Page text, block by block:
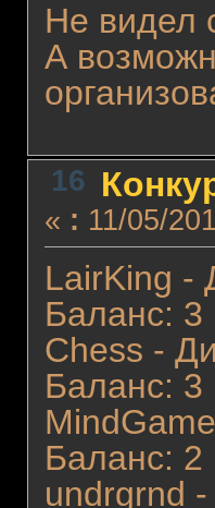
Не видел
А
16
« : 11/05/
LairKing -
Баланс: 3
Chess -
Баланс: 3
Баланс: 2
undrgrnd